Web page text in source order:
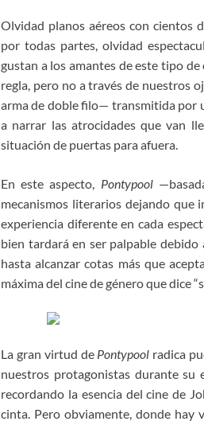
Olvidad planos aéreos con cientos
por todas partes, olvidad
gustan a los amantes de este tipo de
regla, pero no a través de nuestros
arma de doble filo— transmitida por
a narrar las atrocidades que van
situación de puertas para afuera.
En este aspecto, Pontypool
mecanismos literarios dejando que
experiencia diferente en cada
bien tardará en ser palpable
hasta alcanzar cotas más que
máxima del cine de género que dice
La gran virtud de Pontypool radica
nuestros protagonistas durante su
recordando la esencia del cine de
cinta. Pero obviamente, donde